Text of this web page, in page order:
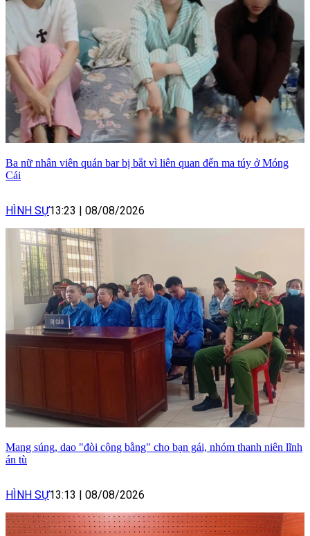
Ba nữ nhân viên quán bar bị bắt vì liên quan đến ma túy ở Móng
Cái
HÌNH SỰ13:23 | 08/08/2026
Mang súng, dao "đòi công bằng" cho bạn gái, nhóm thanh niên lĩnh
án tù
HÌNH SỰ13:13 | 08/08/2026